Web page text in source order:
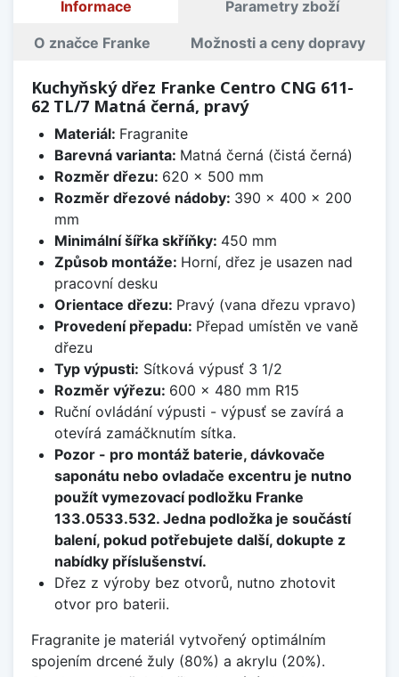
Informace Parametry zboží
O značce Franke Možnosti a ceny dopravy
Kuchyňský dřez Franke Centro CNG 611-
62 TL/7 Matná černá, pravý
Materiál: Fragranite
Barevná varianta: Matná černá (čistá černá)
Rozměr dřezu: 620 x 500 mm
Rozměr dřezové nádoby: 390 x 400 x 200
mm
Minimální šířka skříňky: 450 mm
Způsob montáže: Horní, dřez je usazen nad
pracovní desku
Orientace dřezu: Pravý (vana dřezu vpravo)
Provedení přepadu: Přepad umístěn ve vaně
dřezu
Typ výpusti: Sítková výpusť 3 1/2
Rozměr výřezu: 600 x 480 mm R15
Ruční ovládání výpusti - výpusť se zavírá a
otevírá zamáčknutím sítka.
Pozor - pro montáž baterie, dávkovače
saponátu nebo ovladače excentru je nutno
použít vymezovací podložku Franke
133.0533.532. Jedna podložka je součástí
balení, pokud potřebujete další, dokupte z
nabídky příslušenství.
Dřez z výroby bez otvorů, nutno zhotovit
otvor pro baterii.
Fragranite je materiál vytvořený optimálním
spojením drcené žuly (80%) a akrylu (20%).